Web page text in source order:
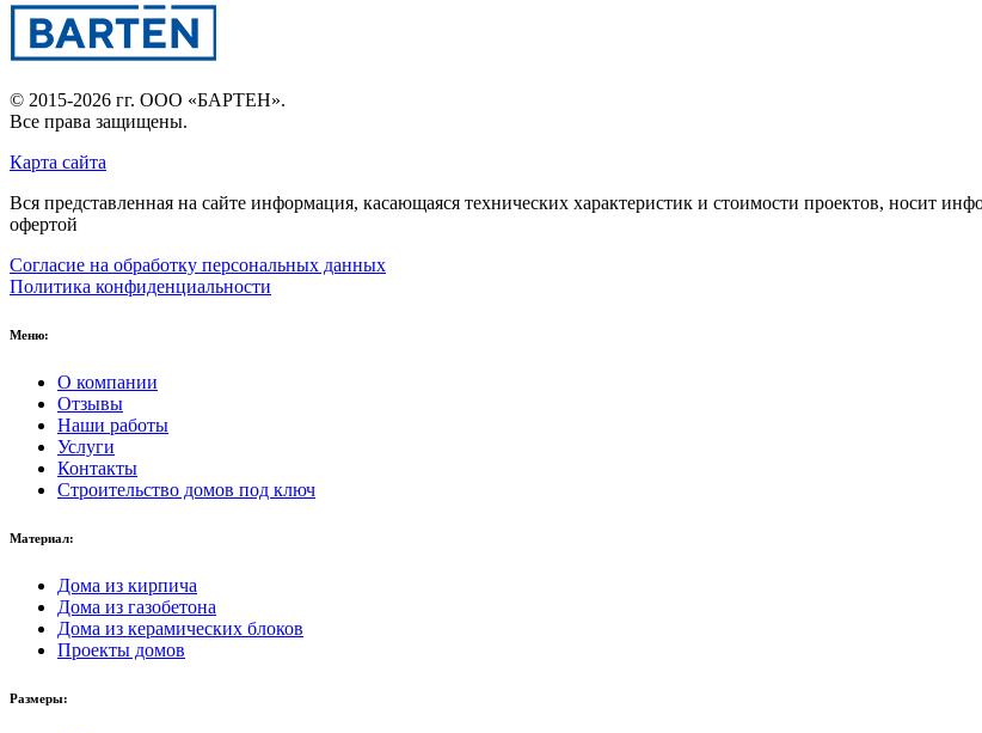
© 2015-2026 гг. ООО «БАРТЕН».
Все права защищены.
Карта сайта
Вся представленная на сайте информация, касающаяся технических характеристик и стоимости проектов, носит
офертой
Согласие на обработку персональных данных
Политика конфиденциальности
Меню:
О компании
Отзывы
Наши работы
Услуги
Контакты
Строительство домов под ключ
Материал:
Дома из кирпича
Дома из газобетона
Дома из керамических блоков
Проекты домов
Размеры: